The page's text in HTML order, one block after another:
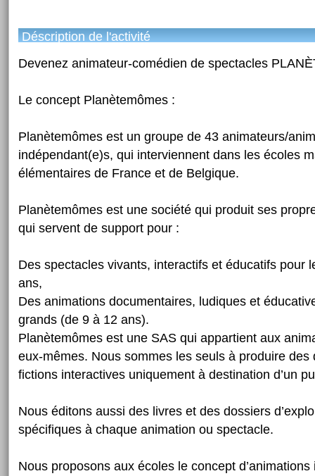
Déscription de l'activité
Devenez animateur-comédien de spectacles
Le concept Planètemômes :
Planètemômes est un groupe de 43 animateurs/
indépendant(e)s, qui interviennent dans les écoles
élémentaires de France et de Belgique.
Planètemômes est une société qui produit ses
qui servent de support pour :
Des spectacles vivants, interactifs et éducatifs pour
ans,
Des animations documentaires, ludiques et
grands (de 9 à 12 ans).
Planètemômes est une SAS qui appartient aux
eux-mêmes. Nous sommes les seuls à produire des
fictions interactives uniquement à destination d’un
Nous éditons aussi des livres et des dossiers
spécifiques à chaque animation ou spectacle.
Nous proposons aux écoles le concept d’animations